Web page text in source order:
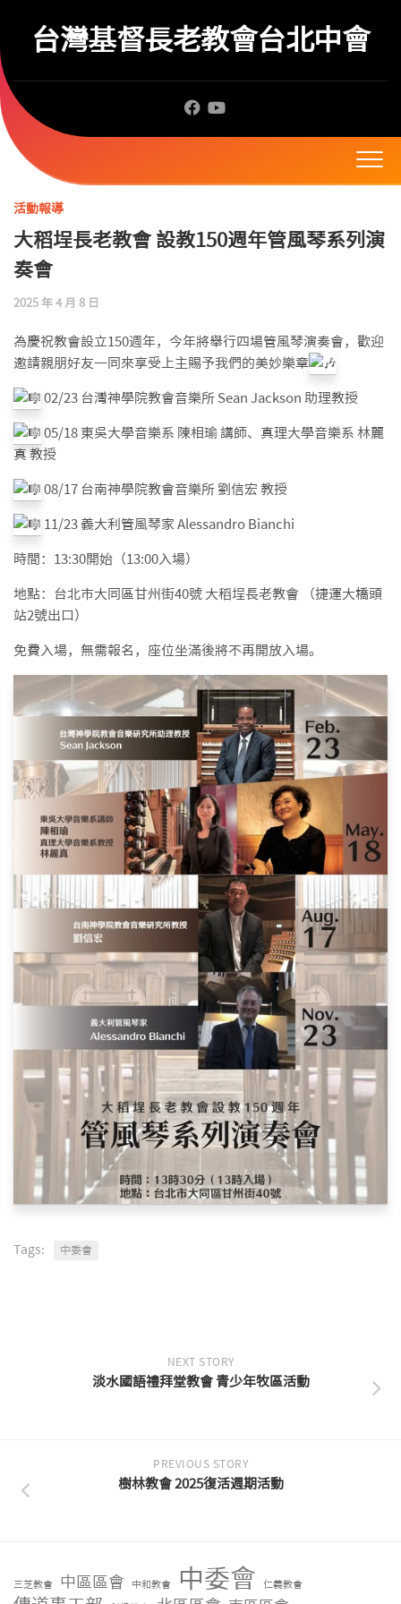
content台灣基督長老教會台北中會
活動報導
大稻埕長老教會 設教150週年管風琴系列演
奏會
2025 年 4 月 8 日
為慶祝教會設立150週年，今年將舉行四場管風琴演奏會，歡迎
邀請親朋好友一同來享受上主賜予我們的美妙樂章
02/23 台灣神學院教會音樂所 Sean Jackson 助理教授
05/18 東吳大學音樂系 陳相瑜 講師、真理大學音樂系 林麗
真 教授
08/17 台南神學院教會音樂所 劉信宏 教授
11/23 義大利管風琴家 Alessandro Bianchi
時間：13:30開始（13:00入場）
地點：台北市大同區甘州街40號 大稻埕長老教會 （捷運大橋頭
站2號出口）
免費入場，無需報名，座位坐滿後將不再開放入場。
Tags: 中委會
NEXT STORY
淡水國語禮拜堂教會 青少年牧區活動
PREVIOUS STORY
樹林教會 2025復活週期活動
三芝教會 中區區會 中和教會 中委會 仁義教會